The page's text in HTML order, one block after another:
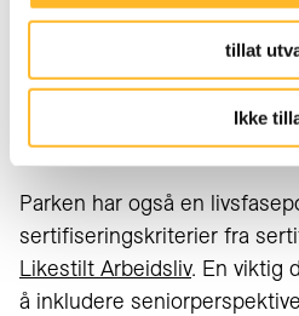
tillat
Ikke
adm dir Per Arnstein
Jon Fjeldstad fra
arbeidsliv i prat med HR-
Parken har også en
sertifiseringskriterier fra
Likestilt Arbeidsliv. En viktig
å inkludere